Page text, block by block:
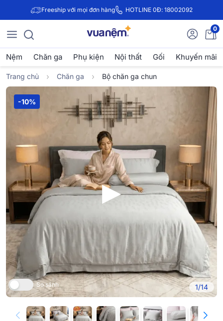
Freeship với mọi đơn hàng HOTLINE 0Đ: 18002092
0
Nệm Chăn ga Phụ kiện Nội thất Gối Khuyến mãi
Trang chủ Chăn ga Bộ chăn ga chun
-10%
So sánh 1/14
▶